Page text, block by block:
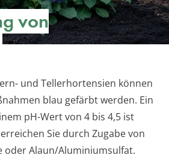
von
und Tellerhortensien können
blau gefärbt werden. Ein
pH-Wert von 4 bis 4,5 ist
Sie durch Zugabe von
oder Alaun/Aluminiumsulfat.